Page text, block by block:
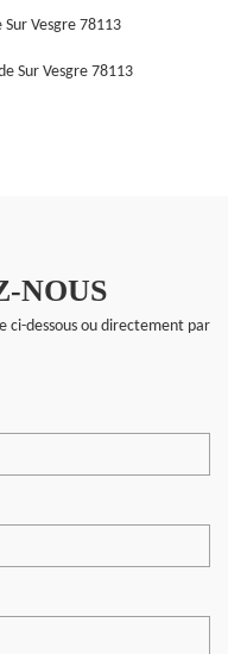
Vesgre 78113
Sur Vesgre 78113
NOUS
ci-dessous ou directement par